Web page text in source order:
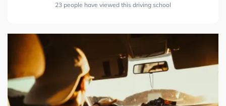
23 people have viewed this driving school